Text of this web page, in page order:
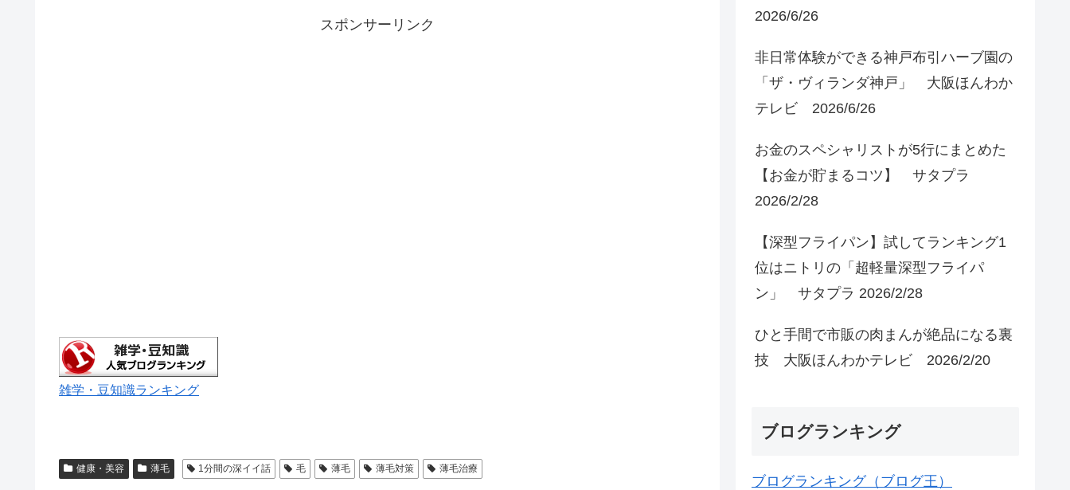
スポンサーリンク
雑学・豆知識ランキング
健康・美容 薄毛 1分間の深イイ話 毛 薄毛 薄毛対策 薄毛治療
2026/6/26
非日常体験ができる神戸布引ハーブ園の
「ザ・ヴィランダ神戸」 大阪ほんわか
テレビ 2026/6/26
お金のスペシャリストが5行にまとめた
【お金が貯まるコツ】 サタプラ
2026/2/28
【深型フライパン】試してランキング1
位はニトリの「超軽量深型フライパ
ン」 サタプラ 2026/2/28
ひと手間で市販の肉まんが絶品になる裏
技 大阪ほんわかテレビ 2026/2/20
ブログランキング
ブログランキング（ブログ王）